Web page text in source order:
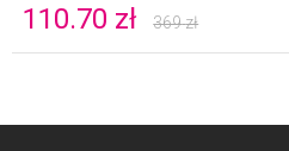
110.70 zł 369zł